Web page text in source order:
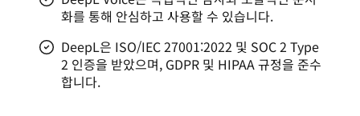
화를 통해 안심하고 사용할 수 있습니다.
DeepL은 ISO/IEC 27001:2022 및 SOC 2 Type
2 인증을 받았으며, GDPR 및 HIPAA 규정을 준수
합니다.